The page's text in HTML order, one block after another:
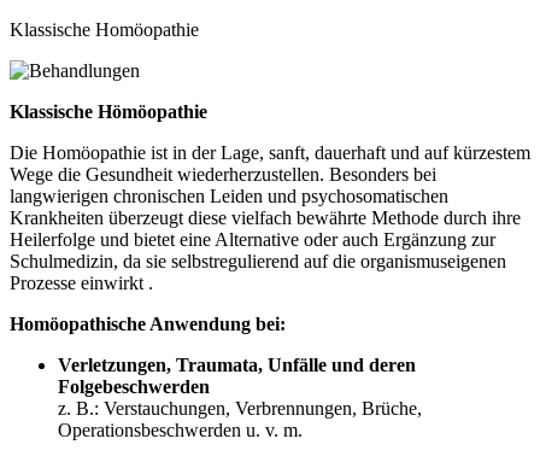
Klassische Homöopathie
Klassische Hömöopathie
Die Homöopathie ist in der Lage, sanft, dauerhaft und auf kürzestem
Wege die Gesundheit wiederherzustellen. Besonders bei
langwierigen chronischen Leiden und psychosomatischen
Krankheiten überzeugt diese vielfach bewährte Methode durch ihre
Heilerfolge und bietet eine Alternative oder auch Ergänzung zur
Schulmedizin, da sie selbstregulierend auf die organismuseigenen
Prozesse einwirkt .
Homöopathische Anwendung bei:
Verletzungen, Traumata, Unfälle und deren
Folgebeschwerden
z. B.: Verstauchungen, Verbrennungen, Brüche,
Operationsbeschwerden u. v. m.